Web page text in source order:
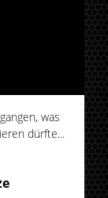
was
dürfte...